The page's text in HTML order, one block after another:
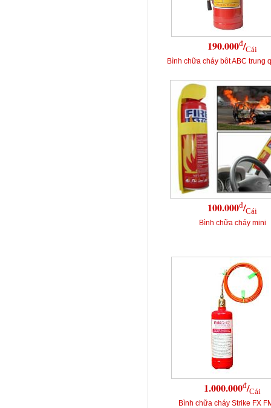
190.000đ/Cái
Bình chữa cháy bôt ABC trung
100.000đ/Cái
Bình chữa cháy mini
1.000.000đ/Cái
Bình chữa cháy Strike FX